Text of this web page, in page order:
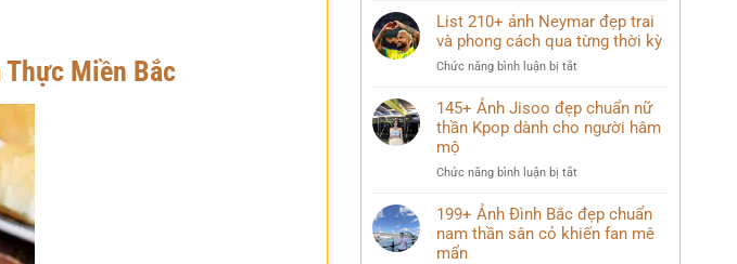
Thực Miền Bắc
thần
hình
ngộ
khó
160+
ảnh
Doraemon
ngộ
khiến
ai
mỉm
List 210+ ảnh Neymar đẹp trai
và phong cách qua từng thời kỳ
Chức năng bình luận bị tắt
210+
Neymar
trai
phong
cách
145+ Ảnh Jisoo đẹp chuẩn nữ
thần Kpop dành cho người hâm
mộ
Chức năng bình luận bị tắt
Ảnh
Jisoo
199+ Ảnh Đình Bắc đẹp chuẩn
nam thần sân cỏ khiến fan mê
mẩn